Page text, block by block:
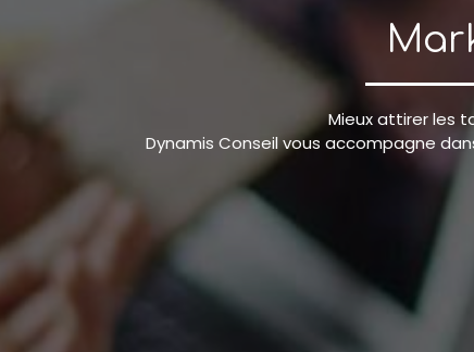
Mieux attirer les
Dynamis Conseil vous accompagne